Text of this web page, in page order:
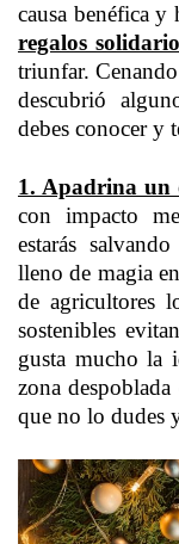
causa benéfica y
regalos
triunfar.
descubrió
debes conocer y
1. Apadrina un
con impacto
estarás
lleno de magia
de agricultores
sostenibles
gusta mucho la
zona
que no lo dudes